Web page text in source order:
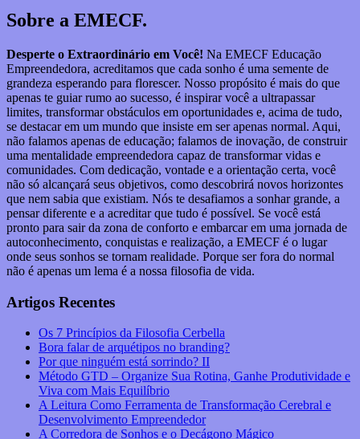
Sobre a EMECF.
Desperte o Extraordinário em Você! Na EMECF Educação
Empreendedora, acreditamos que cada sonho é uma semente de
grandeza esperando para florescer. Nosso propósito é mais do que
apenas te guiar rumo ao sucesso, é inspirar você a ultrapassar
limites, transformar obstáculos em oportunidades e, acima de tudo,
se destacar em um mundo que insiste em ser apenas normal. Aqui,
não falamos apenas de educação; falamos de inovação, de construir
uma mentalidade empreendedora capaz de transformar vidas e
comunidades. Com dedicação, vontade e a orientação certa, você
não só alcançará seus objetivos, como descobrirá novos horizontes
que nem sabia que existiam. Nós te desafiamos a sonhar grande, a
pensar diferente e a acreditar que tudo é possível. Se você está
pronto para sair da zona de conforto e embarcar em uma jornada de
autoconhecimento, conquistas e realização, a EMECF é o lugar
onde seus sonhos se tornam realidade. Porque ser fora do normal
não é apenas um lema é a nossa filosofia de vida.
Artigos Recentes
Os 7 Princípios da Filosofia Cerbella
Bora falar de arquétipos no branding?
Por que ninguém está sorrindo? II
Método GTD – Organize Sua Rotina, Ganhe Produtividade e
Viva com Mais Equilíbrio
A Leitura Como Ferramenta de Transformação Cerebral e
Desenvolvimento Empreendedor
A Corredora de Sonhos e o Decágono Mágico